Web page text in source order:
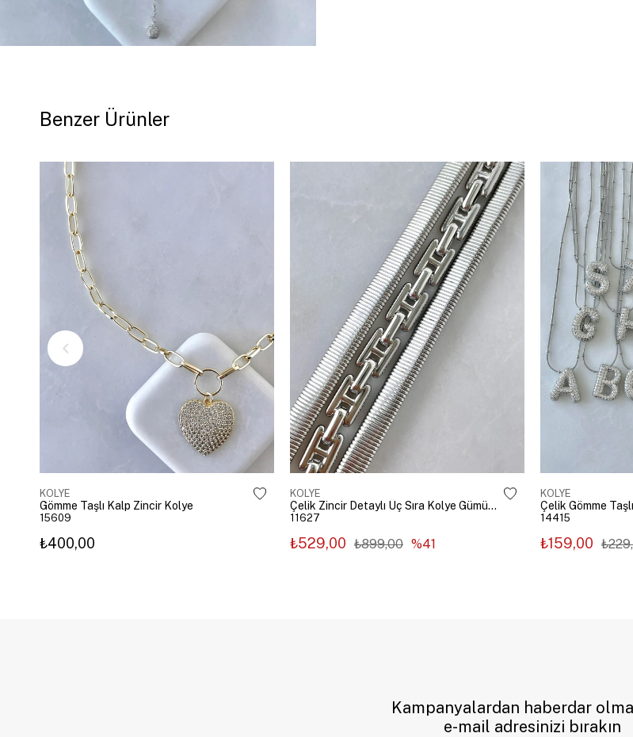
Benzer Ürünler
KOLYE
Gömme Taşlı Kalp Zincir Kolye
15609
₺400,00
KOLYE
Çelik Zincir Detaylı Üç Sıra Kolye Gümüş Renk
11627
₺529,00 ₺899,00 %41
KOLYE
14415
₺159,00
Kampanyalardan haberdar
e-mail adresinizi bırakın